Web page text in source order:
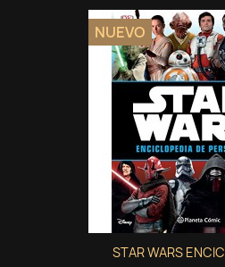
STAR WARS
NUEVO